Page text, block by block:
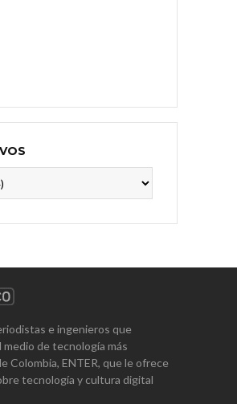
e ingenieros que
medio de tecnología más
Colombia, ENTER, que le ofrece
tecnología y cultura digital